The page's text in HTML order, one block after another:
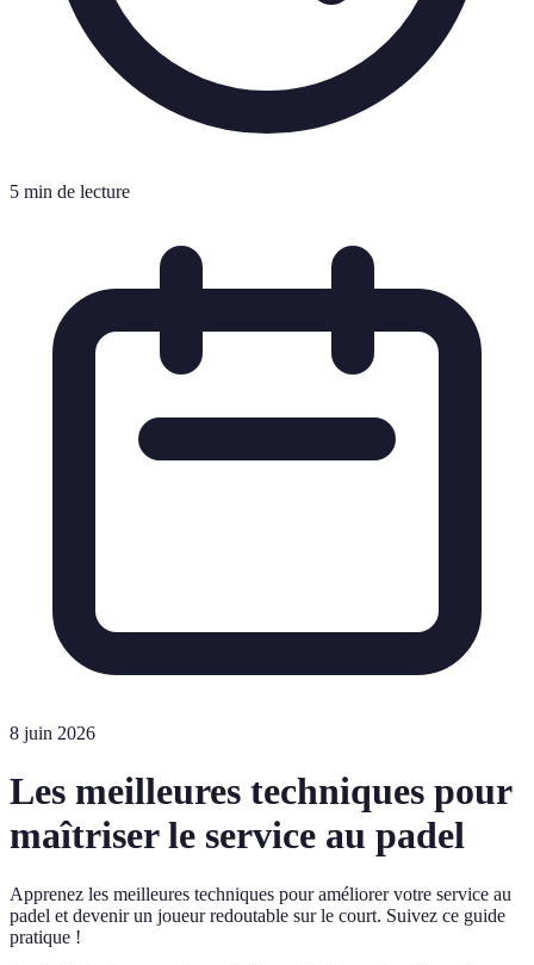
5 min de lecture
8 juin 2026
Les meilleures techniques pour
maîtriser le service au padel
Apprenez les meilleures techniques pour améliorer votre service au
padel et devenir un joueur redoutable sur le court. Suivez ce guide
pratique !